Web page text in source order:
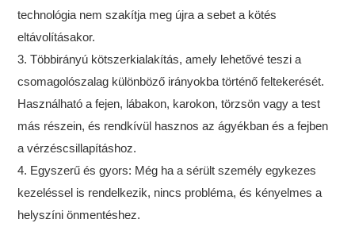
technológia nem szakítja meg újra a sebet a kötés
eltávolításakor.
3. Többirányú kötszerkialakítás, amely lehetővé teszi a
csomagolószalag különböző irányokba történő feltekerését.
Használható a fejen, lábakon, karokon, törzsön vagy a test
más részein, és rendkívül hasznos az ágyékban és a fejben
a vérzéscsillapításhoz.
4. Egyszerű és gyors: Még ha a sérült személy egykezes
kezeléssel is rendelkezik, nincs probléma, és kényelmes a
helyszíni önmentéshez.